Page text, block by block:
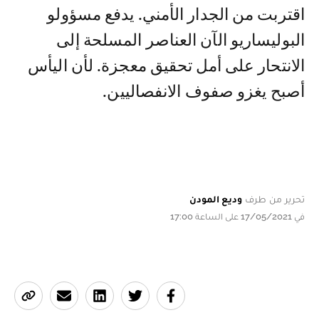
اقتربت من الجدار الأمني. يدفع مسؤولو
البوليساريو الآن العناصر المسلحة إلى
الانتحار على أمل تحقيق معجزة. لأن اليأس
أصبح يغزو صفوف الانفصاليين.
تحرير من طرف وديع المودن
في 17/05/2021 على الساعة 17:00